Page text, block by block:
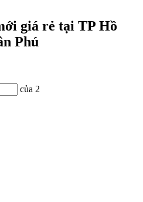
giá rẻ tại TP Hồ
Phú
của 2